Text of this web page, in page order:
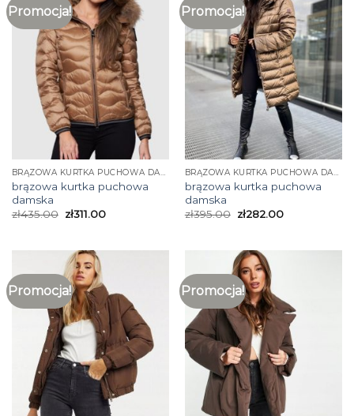
Promocja!
BRĄZOWA KURTKA PUCHOWA DAMSKA
brązowa kurtka puchowa
damska
zł435.00 zł311.00
Promocja!
BRĄZOWA KURTKA PUCHOWA DAMSKA
brązowa kurtka puchowa
damska
zł395.00 zł282.00
Promocja! Promocja!